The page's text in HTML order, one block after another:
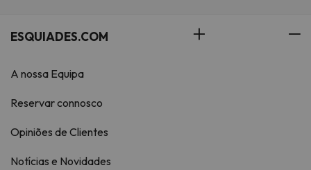
ESQUIADES.COM
A nossa Equipa
Reservar connosco
Opiniões de Clientes
Notícias e Novidades